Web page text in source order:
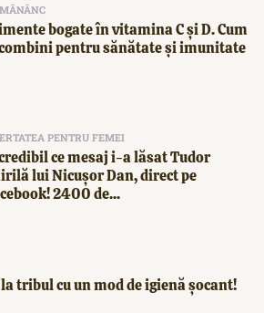
bogate în vitamina C și D. Cum
pentru sănătate și imunitate
PENTRU FEMEI
ce mesaj i-a lăsat Tudor
lui Nicușor Dan, direct pe
2400 de...
tribul cu un mod de igienă șocant!